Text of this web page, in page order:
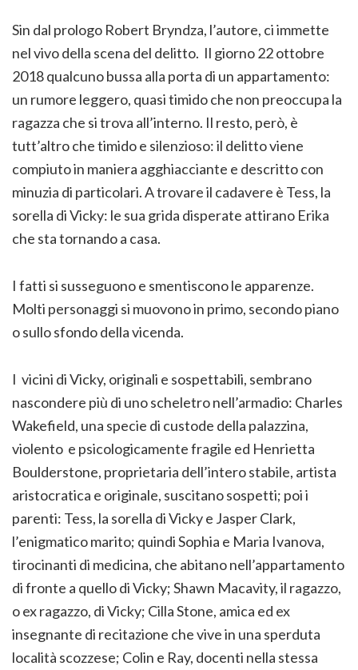
Sin dal prologo Robert Bryndza, l’autore, ci immette
nel vivo della scena del delitto. Il giorno 22 ottobre
2018 qualcuno bussa alla porta di un appartamento:
un rumore leggero, quasi timido che non preoccupa la
ragazza che si trova all’interno. Il resto, però, è
tutt’altro che timido e silenzioso: il delitto viene
compiuto in maniera agghiacciante e descritto con
minuzia di particolari. A trovare il cadavere è Tess, la
sorella di Vicky: le sua grida disperate attirano Erika
che sta tornando a casa.
I fatti si susseguono e smentiscono le apparenze.
Molti personaggi si muovono in primo, secondo piano
o sullo sfondo della vicenda.
I vicini di Vicky, originali e sospettabili, sembrano
nascondere più di uno scheletro nell’armadio: Charles
Wakefield, una specie di custode della palazzina,
violento e psicologicamente fragile ed Henrietta
Boulderstone, proprietaria dell’intero stabile, artista
aristocratica e originale, suscitano sospetti; poi i
parenti: Tess, la sorella di Vicky e Jasper Clark,
l’enigmatico marito; quindi Sophia e Maria Ivanova,
tirocinanti di medicina, che abitano nell’appartamento
di fronte a quello di Vicky; Shawn Macavity, il ragazzo,
o ex ragazzo, di Vicky; Cilla Stone, amica ed ex
insegnante di recitazione che vive in una sperduta
località scozzese; Colin e Ray, docenti nella stessa